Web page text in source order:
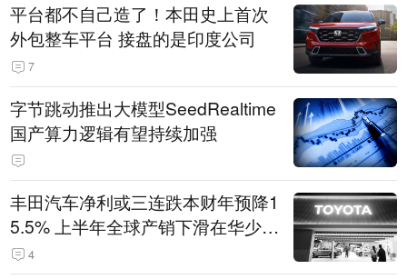
平台都不自己造了！本田史上首次
外包整车平台 接盘的是印度公司
7
字节跳动推出大模型SeedRealtime
国产算力逻辑有望持续加强
丰田汽车净利或三连跌本财年预降1
5.5% 上半年全球产销下滑在华少卖
14.3万辆
4